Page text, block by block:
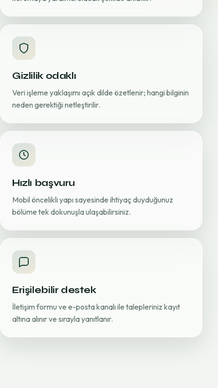
Gizlilik odaklı
Veri işleme yaklaşımı açık dilde özetlenir; hangi bilginin
neden gerektiği netleştirilir.
Hızlı başvuru
Mobil öncelikli yapı sayesinde ihtiyaç duyduğunuz
bölüme tek dokunuşla ulaşabilirsiniz.
Erişilebilir destek
İletişim formu ve e-posta kanalı ile talepleriniz kayıt
altına alınır ve sırayla yanıtlanır.